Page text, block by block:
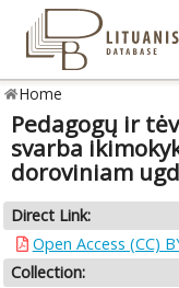
Home
Pedagogų ir
svarba
doroviniam
Direct Link:
Open Access (CC)
Collection: